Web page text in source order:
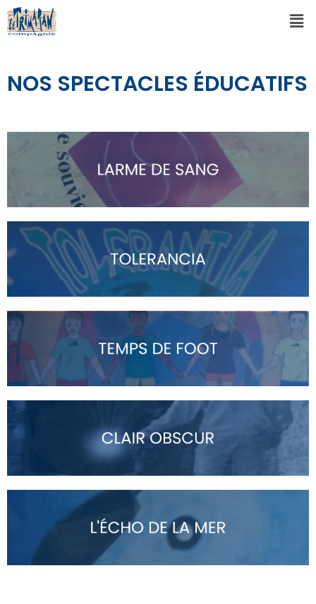
NOS SPECTACLES ÉDUCATIFS